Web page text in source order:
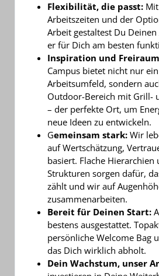
Flexibilität, die passt:
Arbeitszeiten und der
Arbeit gestaltest Du
er für Dich am besten
Inspiration und
Campus bietet nicht nur
Arbeitsumfeld, sondern
Outdoor-Bereich mit Grill-
– der perfekte Ort, um
neue Ideen zu entwickeln.
Gemeinsam stark:Wir
auf Wertschätzung,
basiert. Flache Hierarchien
Strukturen sorgen dafür,
zählt und wir auf
zusammenarbeiten.
Bereit für Deinen Start:
bestens ausgestattet.
persönliche Welcome Bag
das Dich wirklich abholt.
Dein Wachstum, unser